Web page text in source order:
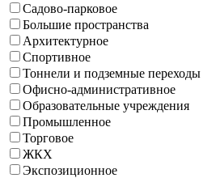
Садово-парковое
Большие пространства
Архитектурное
Спортивное
Тоннели и подземные переходы
Офисно-административное
Образовательные учреждения
Промышленное
Торговое
ЖКХ
Экспозиционное